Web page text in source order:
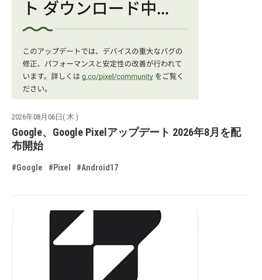
2026年08月06日( 木 )
Google、Google Pixelアップデート 2026年8月を配
布開始
#Google #Pixel #Android17